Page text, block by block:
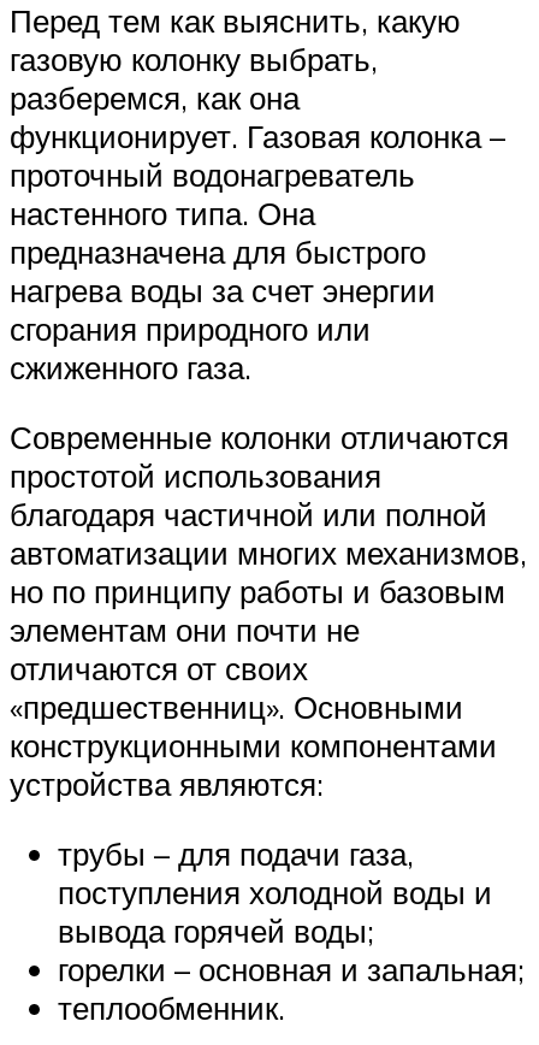
Перед тем как выяснить, какую
газовую колонку выбрать,
разберемся, как она
функционирует. Газовая колонка –
проточный водонагреватель
настенного типа. Она
предназначена для быстрого
нагрева воды за счет энергии
сгорания природного или
сжиженного газа.
Современные колонки отличаются
простотой использования
благодаря частичной или полной
автоматизации многих механизмов,
но по принципу работы и базовым
элементам они почти не
отличаются от своих
«предшественниц». Основными
конструкционными компонентами
устройства являются:
трубы – для подачи газа,
поступления холодной воды и
вывода горячей воды;
горелки – основная и запальная;
теплообменник.